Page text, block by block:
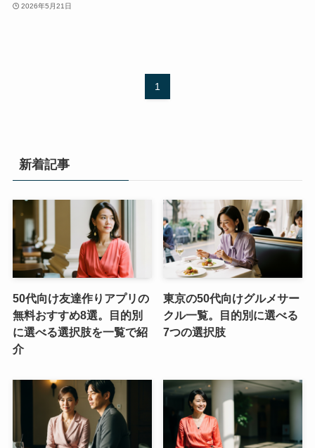
2026年5月21日
1
新着記事
50代向け友達作りアプリの
無料おすすめ8選。目的別
に選べる選択肢を一覧で紹
介
東京の50代向けグルメサー
クル一覧。目的別に選べる
7つの選択肢